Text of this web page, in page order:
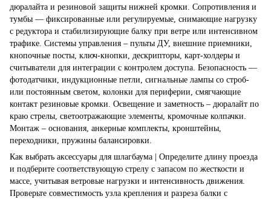
дюралайта и резиновой защиты нижней кромки. Сопротивления и
тумбы — фиксированные или регулируемые, снимающие нагрузку
с редуктора и стабилизирующие балку при ветре или интенсивном
трафике. Системы управления – пульты ДУ, внешние приемники,
кнопочные посты, ключ-кнопки, дескрипторы, карт-холдеры и
считыватели для интеграции с контролем доступа. Безопасность —
фотодатчики, индукционные петли, сигнальные лампы со строб-
или постоянным светом, колонки для периферии, смягчающие
контакт резиновые кромки. Освещение и заметность – дюралайт по
краю стрелы, светоотражающие элементы, кромочные колпачки.
Монтаж – основания, анкерные комплекты, кронштейны,
переходники, пружины балансировки.
Как выбрать аксессуары для шлагбаума | Определите длину проезда
и подберите соответствующую стрелу с запасом по жесткости и
массе, учитывая ветровые нагрузки и интенсивность движения.
Проверьте совместимость узла крепления и разреза балки с